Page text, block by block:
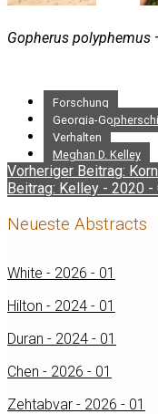
Gopherus polyphemus
Forschung
Georgia-
Verhalten
Meghan D. Kelley
Vorheriger Beitrag:
Beitrag: Kelley - 2020 -
Neueste Abstracts
White - 2026 - 01
Hilton - 2024 - 01
Duran - 2024 - 01
Chen - 2026 - 01
Zehtabvar - 2026 - 01